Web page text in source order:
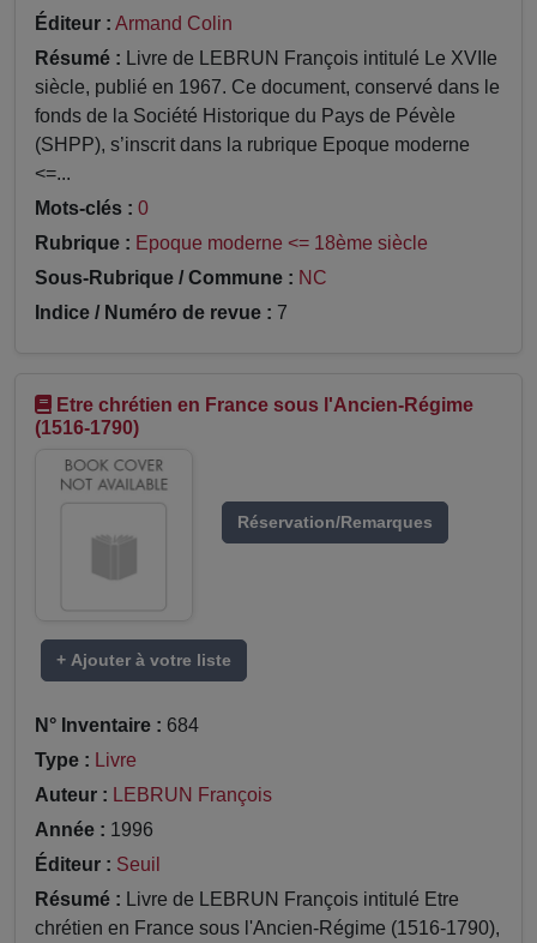
Éditeur : Armand Colin
Résumé : Livre de LEBRUN François intitulé Le XVIIe
siècle, publié en 1967. Ce document, conservé dans le
fonds de la Société Historique du Pays de Pévèle
(SHPP), s’inscrit dans la rubrique Epoque moderne
<=...
Mots-clés : 0
Rubrique : Epoque moderne <= 18ème siècle
Sous-Rubrique / Commune : NC
Indice / Numéro de revue : 7
Etre chrétien en France sous l'Ancien-Régime
(1516-1790)
Réservation/Remarques
+ Ajouter à votre liste
N° Inventaire : 684
Type : Livre
Auteur : LEBRUN François
Année : 1996
Éditeur : Seuil
Résumé : Livre de LEBRUN François intitulé Etre
chrétien en France sous l'Ancien-Régime (1516-1790),